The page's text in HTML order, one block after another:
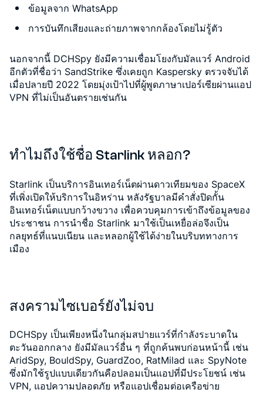
ข้อมูลจาก WhatsApp
การบันทึกเสียงและถ่ายภาพจากกล้องโดยไม่รู้ตัว
นอกจากนี้ DCHSpy ยังมีความเชื่อมโยงกับมัลแวร์ Android
อีกตัวที่ชื่อว่า SandStrike ซึ่งเคยถูก Kaspersky ตรวจจับได้
เมื่อปลายปี 2022 โดยมุ่งเป้าไปที่ผู้พูดภาษาเปอร์เซียผ่านแอป
VPN ที่ไม่เป็นอันตรายเช่นกัน
ทำไมถึงใช้ชื่อ Starlink หลอก?
Starlink เป็นบริการอินเทอร์เน็ตผ่านดาวเทียมของ SpaceX
ที่เพิ่งเปิดให้บริการในอิหร่าน หลังรัฐบาลมีคำสั่งปิดกั้น
อินเทอร์เน็ตแบบกว้างขวาง เพื่อควบคุมการเข้าถึงข้อมูลของ
ประชาชน การนำชื่อ Starlink มาใช้เป็นเหยื่อล่อจึงเป็น
กลยุทธ์ที่แนบเนียน และหลอกผู้ใช้ได้ง่ายในบริบททางการ
เมือง
สงครามไซเบอร์ยังไม่จบ
DCHSpy เป็นเพียงหนึ่งในกลุ่มสปายแวร์ที่กำลังระบาดใน
ตะวันออกกลาง ยังมีมัลแวร์อื่น ๆ ที่ถูกค้นพบก่อนหน้านี้ เช่น
AridSpy, BouldSpy, GuardZoo, RatMilad และ SpyNote
ซึ่งมักใช้รูปแบบเดียวกันคือปลอมเป็นแอปที่มีประโยชน์ เช่น
VPN, แอปความปลอดภัย หรือแอปเชื่อมต่อเครือข่าย